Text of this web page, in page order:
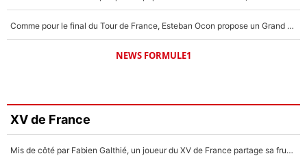
Comme pour le final du Tour de France, Esteban Ocon propose un Grand Prix de Formule 1 à Paris : «Autour de l’Arc de Triomphe, ce serait génial» !
NEWS FORMULE1
XV de France
Mis de côté par Fabien Galthié, un joueur du XV de France partage sa frustration : «ils ne me l’ont pas dit tout de suite»